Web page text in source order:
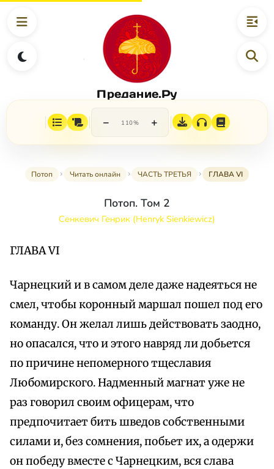
Предание.Ру
− 110% +
Потоп Читать онлайн ЧАСТЬ ТРЕТЬЯ ГЛАВА VI
Потоп. Том 2
Сенкевич Генрик (Henryk Sienkiewicz)
ГЛАВА VI
Чарнецкий и в самом деле даже надеяться не
смел, чтобы коронный маршал пошел под его
команду. Он желал лишь действовать заодно,
но опасался, что и этого навряд ли добьется
по причине непомерного тщеславия
Любомирского. Надменный магнат уже не
раз говорил своим офицерам, что
предпочитает бить шведов собственными
силами и, без сомнения, побьет их, а одержи
он победу вместе с Чарнецким, вся слава